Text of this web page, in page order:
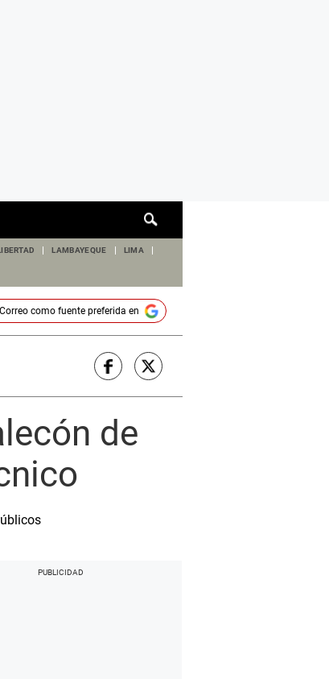
de
LAMBAYEQUE LIMA
Correocomo fuente preferida en
de